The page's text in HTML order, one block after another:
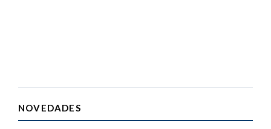
NOVEDADES